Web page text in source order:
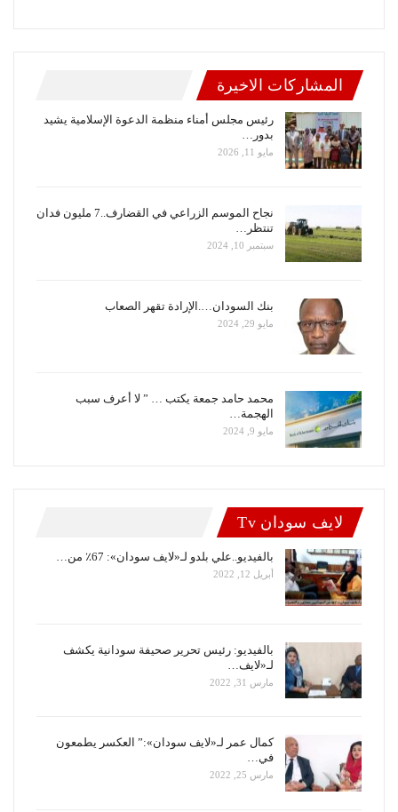
المشاركات الاخيرة
رئيس مجلس أمناء منظمة الدعوة الإسلامية يشيد
بدور…
مايو 11, 2026
نجاح الموسم الزراعي في القضارف..7 مليون فدان
تنتظر…
سبتمبر 10, 2024
بنك السودان….الإرادة تقهر الصعاب
مايو 29, 2024
محمد حامد جمعة يكتب … ” لا أعرف سبب
الهجمة…
مايو 9, 2024
لايف سودان Tv
بالفيديو..علي بلدو لـ«لايف سودان»: 67٪ من…
أبريل 12, 2022
بالفيديو: رئيس تحرير صحيفة سودانية يكشف
لـ«لايف…
مارس 31, 2022
كمال عمر لـ«لايف سودان»:” العكسر يطمعون
في…
مارس 25, 2022